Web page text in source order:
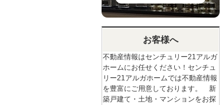
お客様へ
不動産情報はセンチュリー21アルガ
ホームにお任せください！センチュ
リー21アルガホームでは不動産情報
を豊富にご用意しております。 新
築戸建て・土地・マンションをお探